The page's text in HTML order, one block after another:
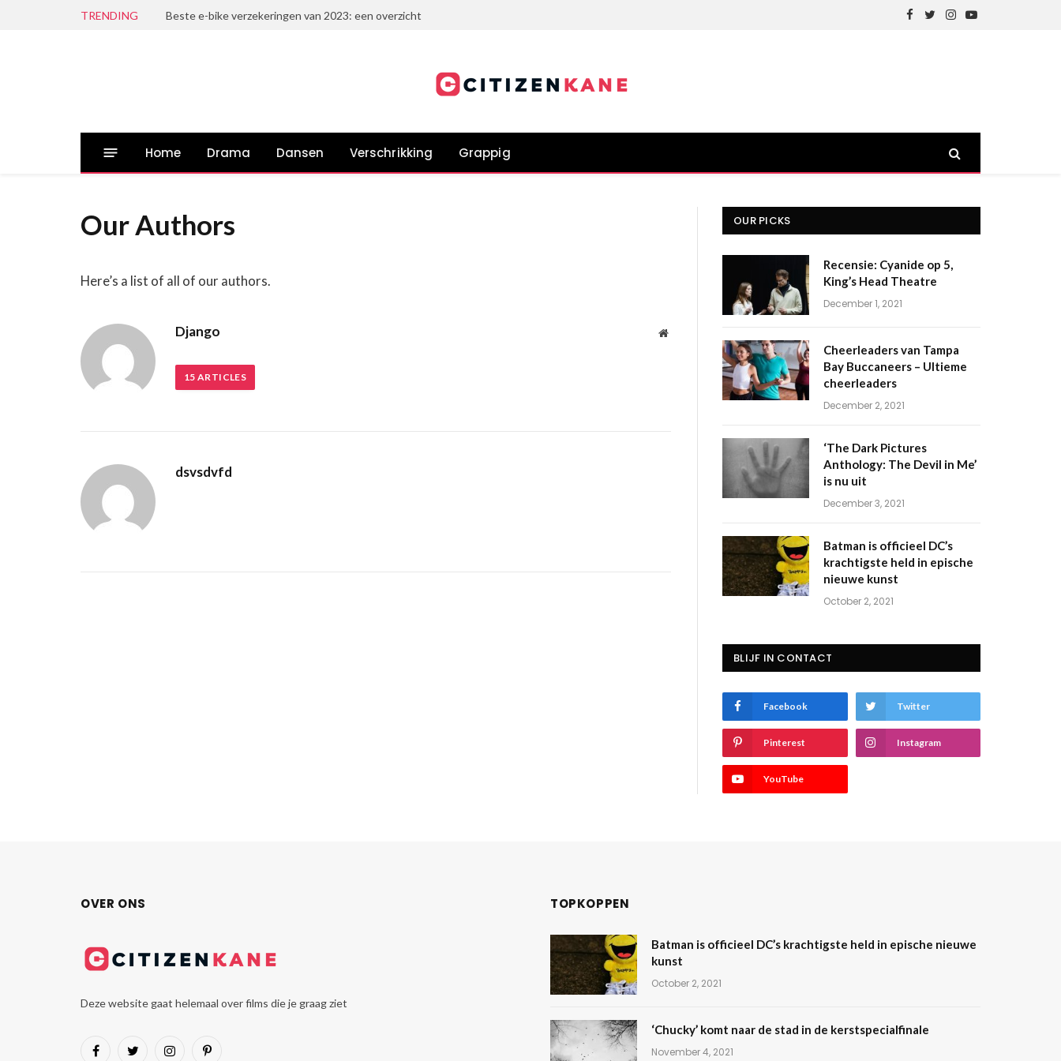
TRENDING Beste e-bike verzekeringen van 2023: een overzicht
Facebook
TwitterInstagram
YouTube
Home Drama Dansen Verschrikking Grappig
Our Authors
Here’s a list of all of our authors.
Django Website
15 ARTICLES
dsvsdvfd
OUR PICKS
Recensie: Cyanide op 5,
King’s Head Theatre
December 1, 2021
Cheerleaders van Tampa
Bay Buccaneers – Ultieme
cheerleaders
December 2, 2021
‘The Dark Pictures
Anthology: The Devil in Me’
is nu uit
December 3, 2021
Batman is officieel DC’s
krachtigste held in epische
nieuwe kunst
October 2, 2021
BLIJF IN CONTACT
Facebook Twitter
Pinterest Instagram
YouTube
OVER ONS
Deze website gaat helemaal over films die je graag ziet
FacebookTwitterInstagramPinterest
TOPKOPPEN
Batman is officieel DC’s krachtigste held in epische nieuwe
kunst
October 2, 2021
‘Chucky’ komt naar de stad in de kerstspecialfinale
November 4, 2021